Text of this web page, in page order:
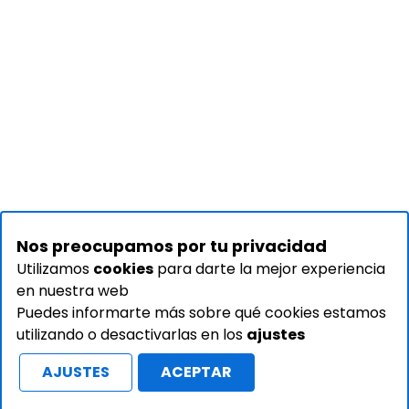
Nos preocupamos por tu privacidad
Utilizamos cookies para darte la mejor experiencia
en nuestra web
Puedes informarte más sobre qué cookies estamos
utilizando o desactivarlas en los ajustes
AJUSTES
ACEPTAR